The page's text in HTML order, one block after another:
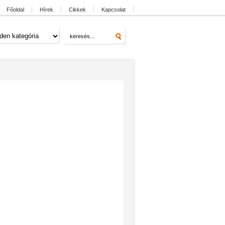
Főoldal Hírek Cikkek Kapcsolat